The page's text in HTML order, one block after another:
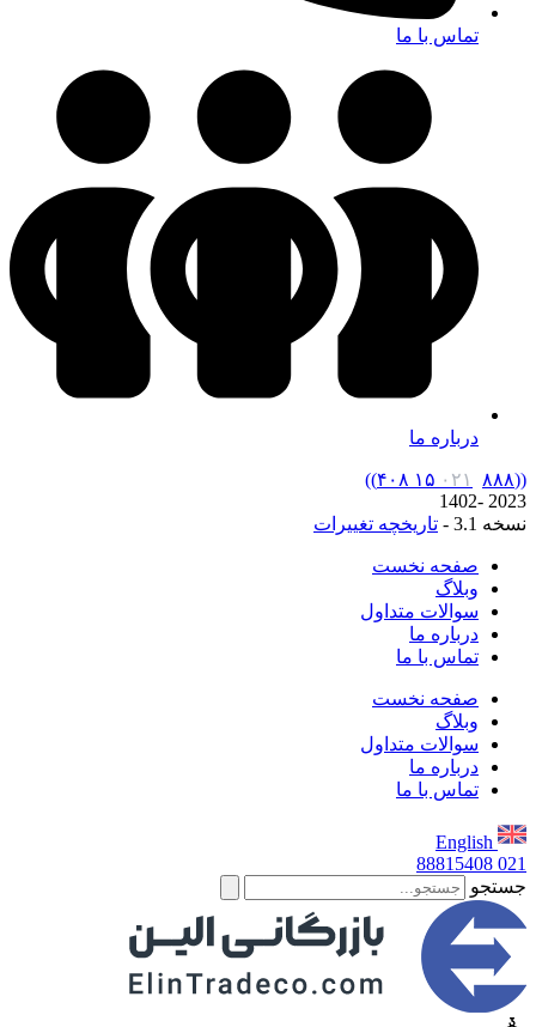
تماس با ما
درباره ما
(
( ۰۲۱ ۸۸۸ ۱۵ ۴۰۸ )
)
2023 -1402
نسخه 3.1 -
تاریخچه تغییرات
صفحه نخست
وبلاگ
سوالات متداول
درباره ما
تماس با ما
صفحه نخست
وبلاگ
سوالات متداول
درباره ما
تماس با ما
English
021
88815408
جستجو